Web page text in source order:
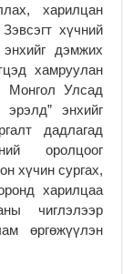
харилцан
хүчний
дэмжих
хамруулан
Монгол Улсад
энхийг
дадлагад
оролцоог
хүчин сургах,
харилцаа
чиглэлээр
өргөжүүлэн